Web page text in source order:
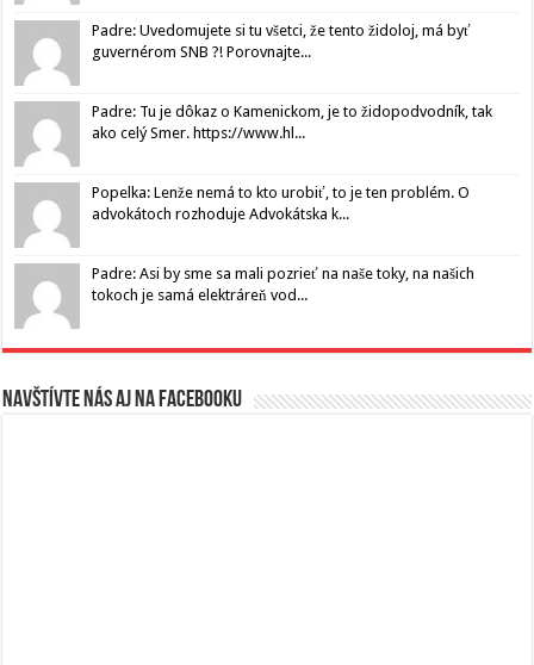
Padre: Uvedomujete si tu všetci, že tento židoloj, má byť
guvernérom SNB ?! Porovnajte...
Padre: Tu je dôkaz o Kamenickom, je to židopodvodník, tak
ako celý Smer. https://www.hl...
Popelka: Lenže nemá to kto urobiť, to je ten problém. O
advokátoch rozhoduje Advokátska k...
Padre: Asi by sme sa mali pozrieť na naše toky, na našich
tokoch je samá elektráreň vod...
Navštívte nás aj na Facebooku